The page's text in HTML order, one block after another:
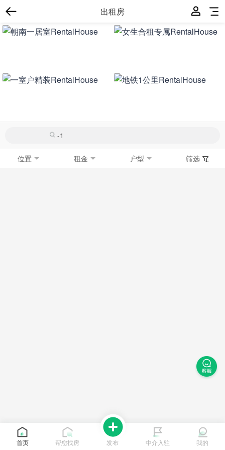
出租房
位置 租金 户型 筛选
首页 帮您找房 发布 中介入驻 我的